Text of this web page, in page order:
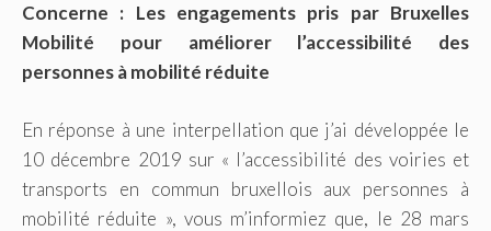
Concerne : Les engagements pris par Bruxelles
Mobilité pour améliorer l’accessibilité des
personnes à mobilité réduite
En réponse à une interpellation que j’ai développée le
10 décembre 2019 sur « l’accessibilité des voiries et
transports en commun bruxellois aux personnes à
mobilité réduite », vous m’informiez que, le 28 mars